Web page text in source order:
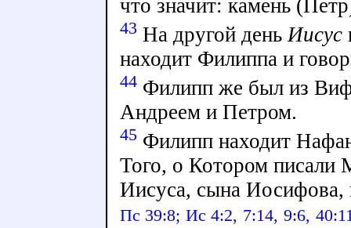
что значит: камень
43 На другой день Иисус
находит Филиппа и
44Филипп же был из
Андреем и Петром.
45Филипп находит
Того, о Котором писали
Иисуса, сына Иосифова,
Пс 39:8; Ис 4:2, 7:14, 9:6,